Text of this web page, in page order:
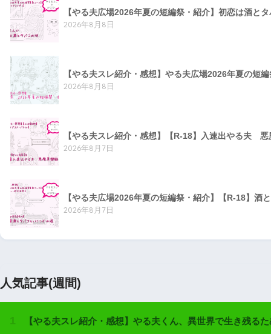
【やる夫広場2026年夏の短編祭・紹介】初恋は酒と
2026年8月8日
【やる夫スレ紹介・感想】やる夫広場2026年夏の短
2026年8月8日
【やる夫スレ紹介・感想】【R-18】入速出やる夫
2026年8月7日
【やる夫広場2026年夏の短編祭・紹介】【R-18】
2026年8月7日
人気記事(週間)